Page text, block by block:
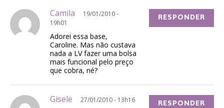
Camila
19/01/2010 -
19h01
Adorei essa base,
Caroline. Mas não custava
nada a LV fazer uma bolsa
mais funcional pelo preço
que cobra, né?
RESPONDER
Gisele 27/01/2010 - 13h16 RESPONDER